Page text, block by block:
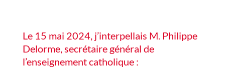
Le 15 mai 2024, j’interpellais M. Philippe
Delorme, secrétaire général de
l’enseignement catholique :